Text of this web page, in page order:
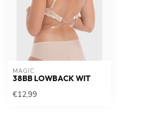
MAGIC
38BB LOWBACK WIT
€12,99